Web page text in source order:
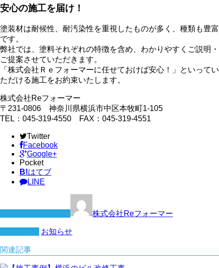
安心の施工を届け！
塗装材は耐候性、耐汚染性を重視したものが多く、種類も豊富
です。
弊社では、塗料それぞれの特徴を含め、わかりやすくご説明・
ご提案させていただきます。
「株式会社Ｒｅフォーマーに任せておけば安心！」といってい
ただける施工をお約束いたします。
株式会社Reフォーマー
〒231-0806 神奈川県横浜市中区本牧町1-105
TEL：045-319-4550 FAX：045-319-4551
Twitter
Facebook
Google+
Pocket
B!はてブ
LINE
株式会社Reフォーマー
お知らせ
関連記事